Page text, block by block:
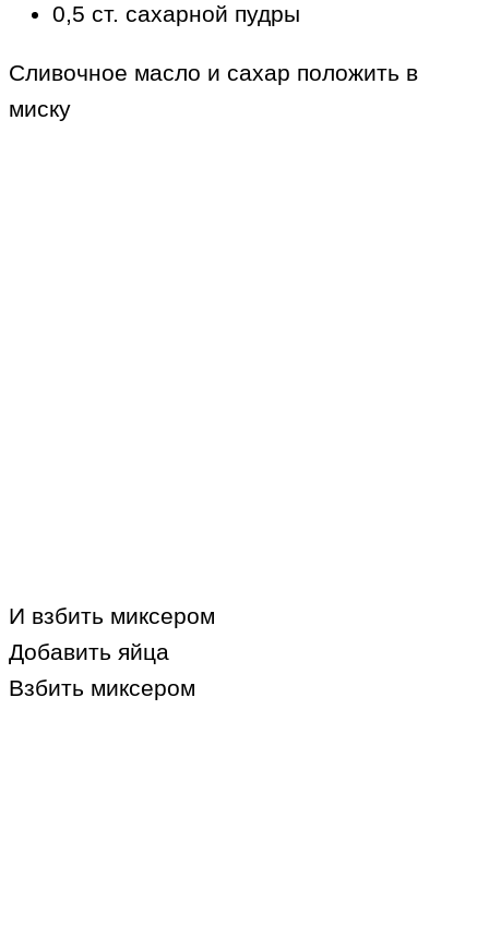
0,5 ст. сахарной пудры
Сливочное масло и сахар положить в
миску
И взбить миксером
Добавить яйца
Взбить миксером